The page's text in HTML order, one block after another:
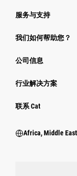
服务与支持
我们如何帮助您？
公司信息
行业解决方案
行业
联系 Cat
Africa, Middle East